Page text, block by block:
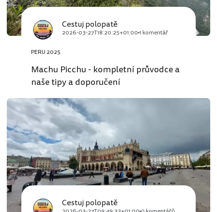
Cestuj polopatě
2026-03-27T18:20:25+01:00 1 komentář
PERU 2025
Machu Picchu - kompletní průvodce a
naše tipy a doporučení
Cestuj polopatě